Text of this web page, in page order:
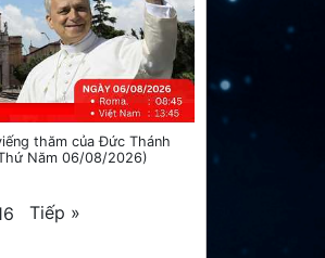
thăm của Đức Thánh
Năm 06/08/2026)
Tiếp »